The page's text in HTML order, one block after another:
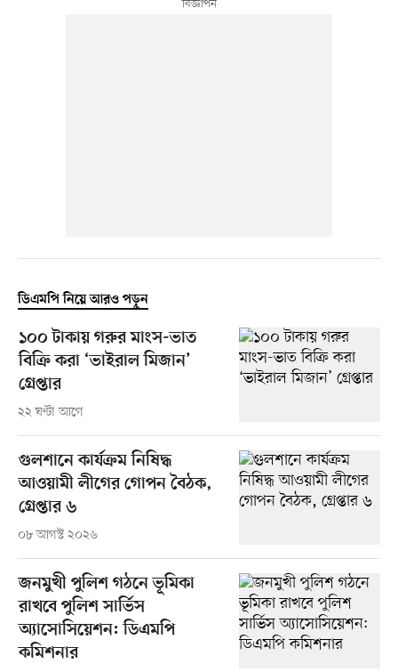
ডিএমপি নিয়ে আরও পড়ুন
১০০ টাকায় গরুর মাংস-ভাত
বিক্রি করা ‘ভাইরাল মিজান’
গ্রেপ্তার
২২ ঘণ্টা আগে
গুলশানে কার্যক্রম নিষিদ্ধ
আওয়ামী লীগের গোপন বৈঠক,
গ্রেপ্তার ৬
০৮ আগস্ট ২০২৬
জনমুখী পুলিশ গঠনে ভূমিকা
রাখবে পুলিশ সার্ভিস
অ্যাসোসিয়েশন: ডিএমপি
কমিশনার